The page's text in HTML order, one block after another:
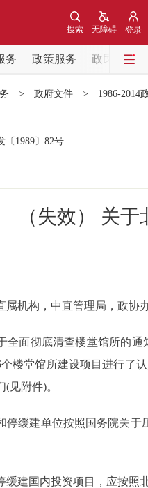
登录
无障碍
搜索
务 政策服务
政民互动
神
现
开
务
> 政府文件 > 1986-2014
〔1989〕 82号
（失效） 关
属机构，中直管理局，政协
彻底清查楼堂馆所的通
楼堂馆所建设项目进行了
见附件)。
建单位按照国务院关于
建国内投资项目，应按照